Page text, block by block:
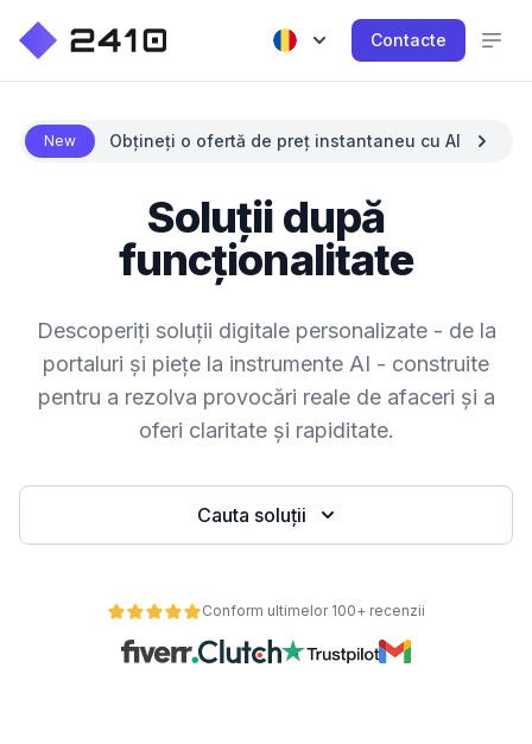
Contacte
New Obțineți o ofertă de preț instantaneu cu AI
Soluții după
funcționalitate
Descoperiți soluții digitale personalizate - de la
portaluri și piețe la instrumente AI - construite
pentru a rezolva provocări reale de afaceri și a
oferi claritate și rapiditate.
Cauta soluții
Conform ultimelor 100+ recenzii